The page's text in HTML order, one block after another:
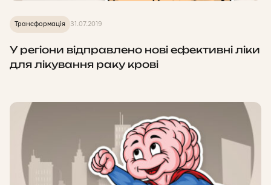
Трансформація 31.07.2019
У регіони відправлено нові ефективні ліки
для лікування раку крові